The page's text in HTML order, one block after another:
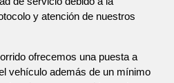
y atención de nuestros
ofrecemos una puesta a
vehículo además de un mínimo